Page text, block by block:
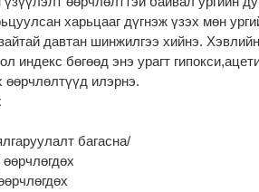
харьцааг дүгнэж үзэх мөн
давтан шинжилгээ хийнэ.
индекс бөгөөд энэ урагт
илэрнэ.
багасна/